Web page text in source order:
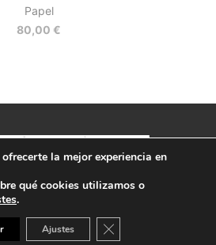
Papel
80,00 €
-Aviso legal-Términos y condiciones
BACK TO TOP
la mejor experiencia en
qué cookies utilizamos o
.
Ajustes CERRAR EL